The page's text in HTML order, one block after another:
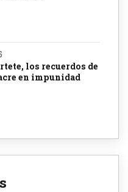
los recuerdos de
en impunidad